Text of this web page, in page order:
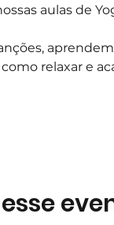
aulas de
relaxar e